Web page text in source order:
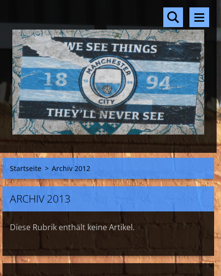
Startseite > Archiv 2012
ARCHIV 2013
Diese Rubrik enthält keine Artikel.